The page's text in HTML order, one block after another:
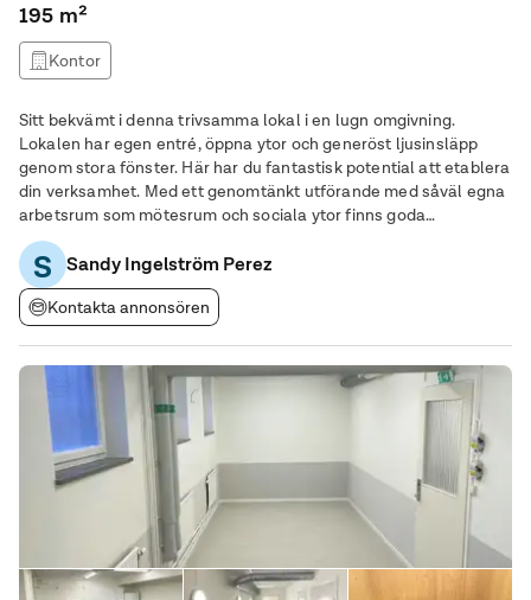
195 m²
Kontor
Sitt bekvämt i denna trivsamma lokal i en lugn omgivning.
Lokalen har egen entré, öppna ytor och generöst ljusinsläpp
genom stora fönster. Här har du fantastisk potential att etablera
din verksamhet. Med ett genomtänkt utförande med såväl egna
arbetsrum som mötesrum och sociala ytor finns goda
förutsättningar för din verksamhet att blomstra i lokalen.
Oavsett om du vill använda lokalen som kontor
S Sandy Ingelström Perez
Kontakta annonsören